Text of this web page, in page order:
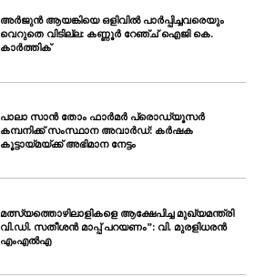
അർജുൻ ആയങ്കിയെ ഒളിവിൽ പാർപ്പിച്ചവരെയും
വെറുതെ വിടില്ല: കണ്ണൂർ റേഞ്ച് ഐജി കെ.
കാർത്തിക്
പാലാ സാൻ തോം ഫാർമർ പ്രൊഡ്യൂസർ
കമ്പനിക്ക് സംസ്ഥാന അവാർഡ്: കർഷക
കൂട്ടായ്മയ്ക്ക് അഭിമാന നേട്ടം
മത്സ്യത്തൊഴിലാളികളെ ആക്ഷേപിച്ച മുഖ്യമന്ത്രി
വി.ഡി. സതീശൻ മാപ്പ് പറയണം”: വി. മുരളിധരൻ
എംഎൽഎ